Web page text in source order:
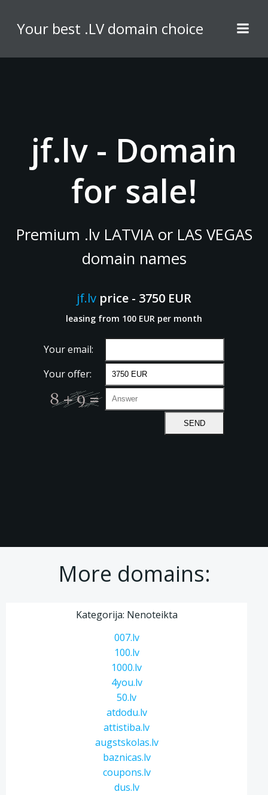
content
Your best .LV domain choice
jf.lv - Domain
for sale!
Premium .lv LATVIA or LAS VEGAS
domain names
jf.lv price - 3750 EUR
leasing from 100 EUR per month
Your email:
Your offer:
More domains:
Kategorija: Nenoteikta
007.lv
100.lv
1000.lv
4you.lv
50.lv
atdodu.lv
attistiba.lv
augstskolas.lv
baznicas.lv
coupons.lv
dus.lv